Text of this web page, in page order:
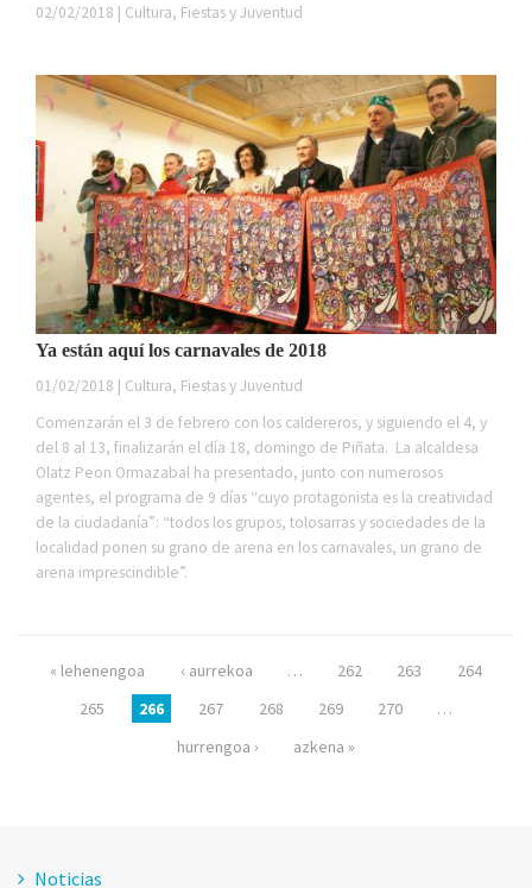
02/02/2018 | Cultura, Fiestas y Juventud
Ya están aquí los carnavales de 2018
01/02/2018 | Cultura, Fiestas y Juventud
Comenzarán el 3 de febrero con los caldereros, y siguiendo el 4, y
del 8 al 13, finalizarán el día 18, domingo de Piñata. La alcaldesa
Olatz Peon Ormazabal ha presentado, junto con numerosos
agentes, el programa de 9 días “cuyo protagonista es la creatividad
de la ciudadanía”: “todos los grupos, tolosarras y sociedades de la
localidad ponen su grano de arena en los carnavales, un grano de
arena imprescindible”.
Páginas
« lehenengoa ‹ aurrekoa … 262 263
264
265
266 267 268 269 270
…
hurrengoa ›
azkena »
Noticias